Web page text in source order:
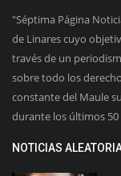
"Séptima Página
de Linares cuyo
través de un
sobre todo los
constante del Maule
durante los últimos 50
NOTICIAS